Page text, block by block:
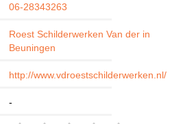
06-28343263
Roest Schilderwerken Van der in
Beuningen
http://www.vdroestschilderwerken.nl/
-